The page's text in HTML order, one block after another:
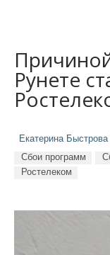
Рунете
Екатерина Быстрова
Сбои программ
Ростелеком